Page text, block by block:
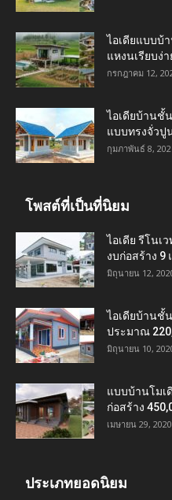
ไอเดียแบบบ้
แหงนเรียบง่า
กรกฎาคม 12,
ไอเดียบ้านชั้
แบบทรงจั่วปู
กุมภาพันธ์ 8,
โพสต์ที่เป็นที่นิยม
ไอเดีย รีโนเ
งบก่อสร้าง 9
มิถุนายน 12,
ไอเดียบ้านชั้
ประมาณ
มิถุนายน 10,
แบบบ้านโมเ
ก่อสร้าง
เมษายน 29, 2020
ประเภทยอดนิยม